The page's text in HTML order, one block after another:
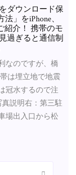
ダウンロード保
」をiPhone、
紹介！ 携帯のモ
過ぎると通信制
なのですが、橋
は埋立地で地震
冠水するので注
説明右：第三駐
場出入口から松